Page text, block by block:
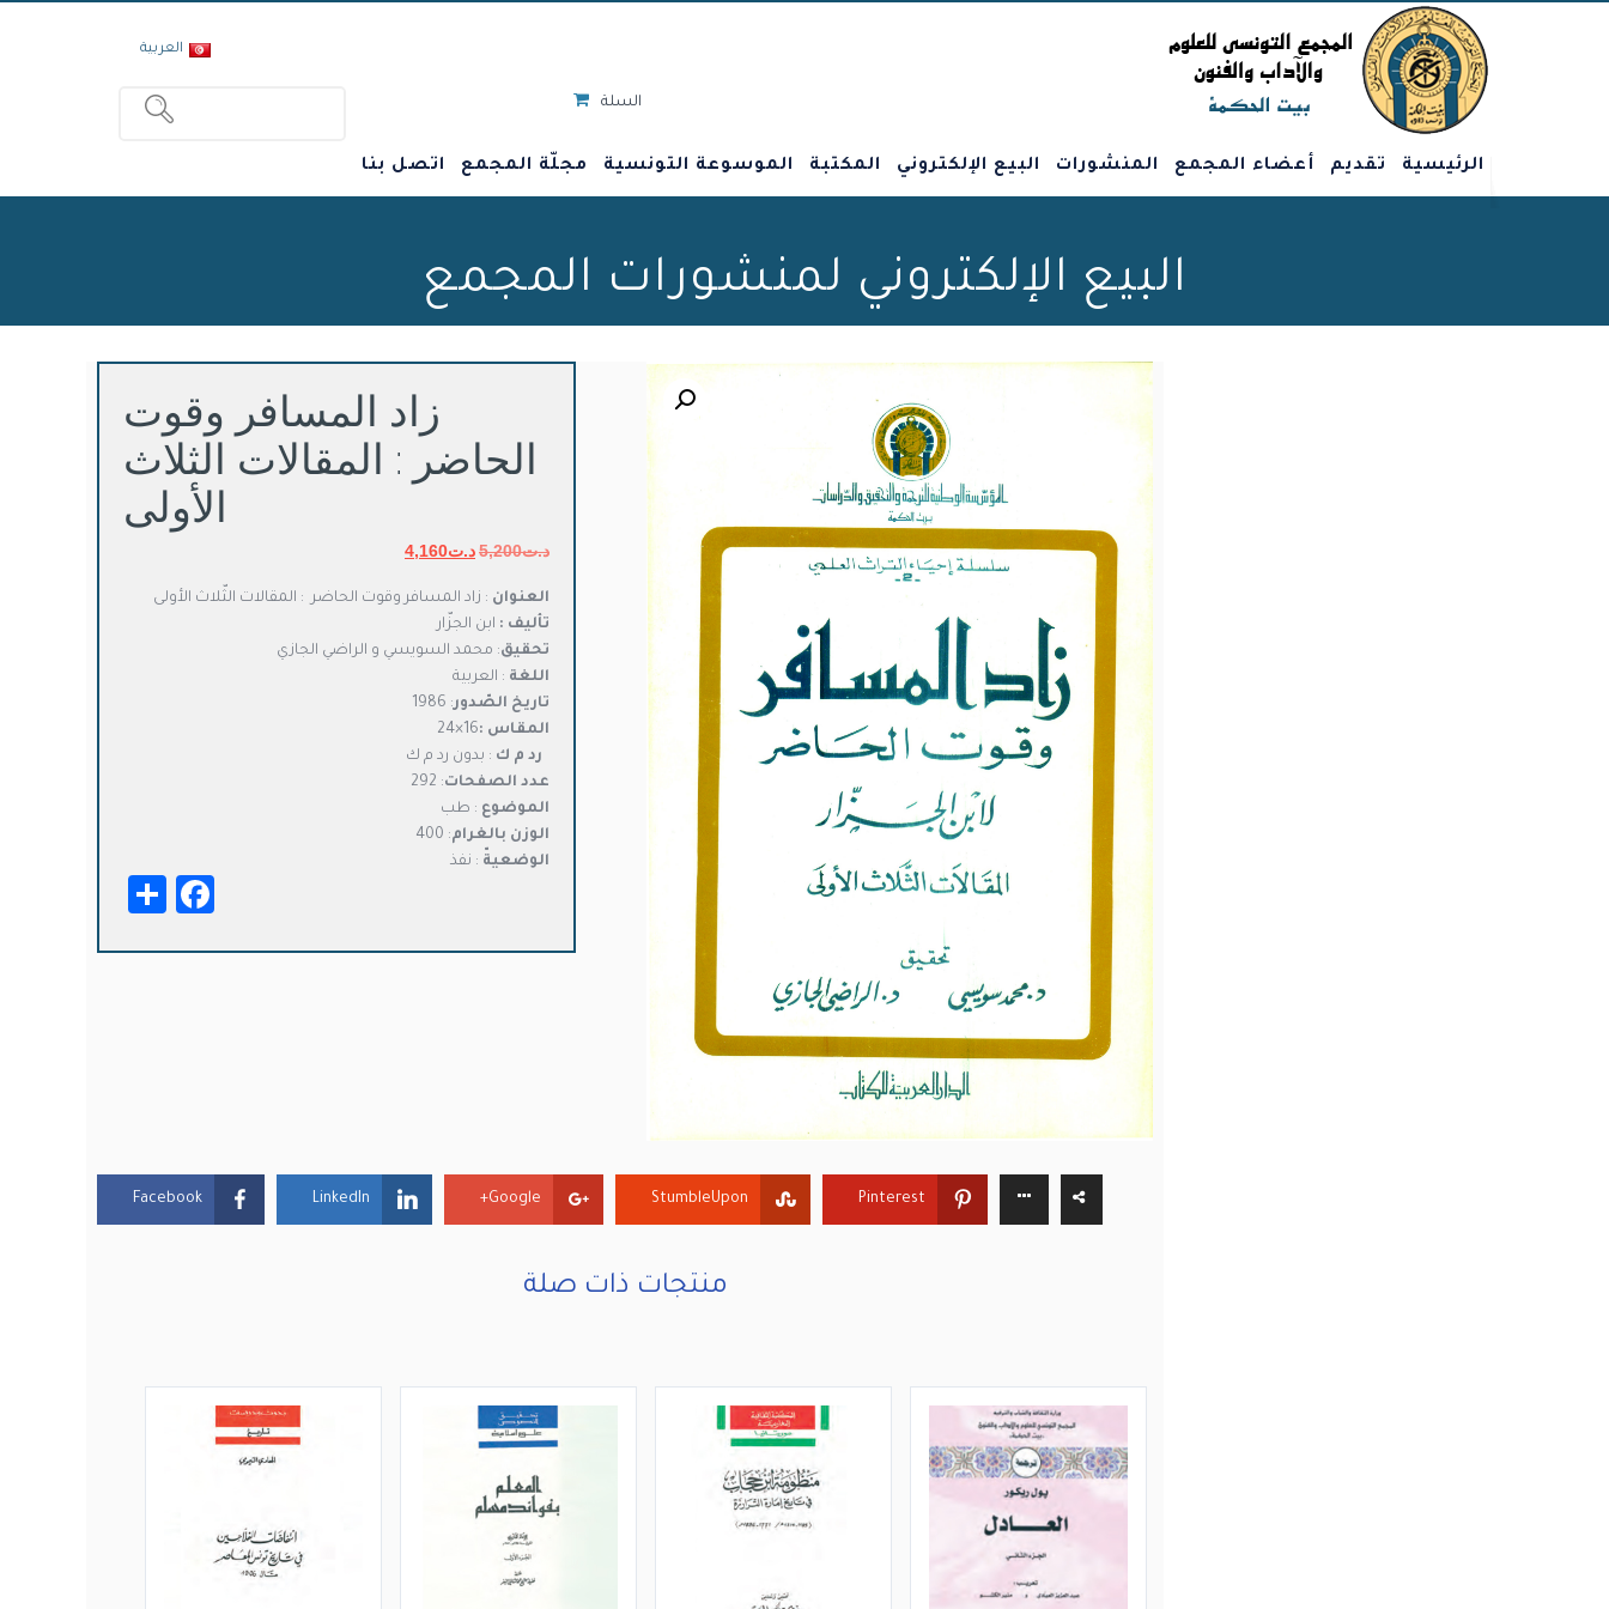
العربية
السلة
الرئيسية تقديم أعضاء المجمع المنشورات البيع الإلكتروني المكتبة الموسوعة التونسية مجلّة المجمع اتصل بنا
البيع الإلكتروني لمنشورات المجمع
🔍
زاد المسافر وقوت
الحاضر : المقالات الثلاث
الأولى
د.ت5,200 السعر
هو:
د.ت5,200.
د.ت4,160السعر
هو:
العنوان : زاد المسافر وقوت الحاضر : المقالات الثّلاث الأولى
تأليف : ابن الجزّار
تحقيق: محمد السويسي و الراضي الجازي
اللغة : العربية
تاريخ الصّدور: 1986
المقاس :16×24
رد م ك : بدون رد م ك
عدد الصفحات: 292
الموضوع : طب
الوزن بالغرام: 400
الوضعيةّ : نفذ
Facebook
Facebook LinkedIn Google+ StumbleUpon Pinterest
منتجات ذات صلة